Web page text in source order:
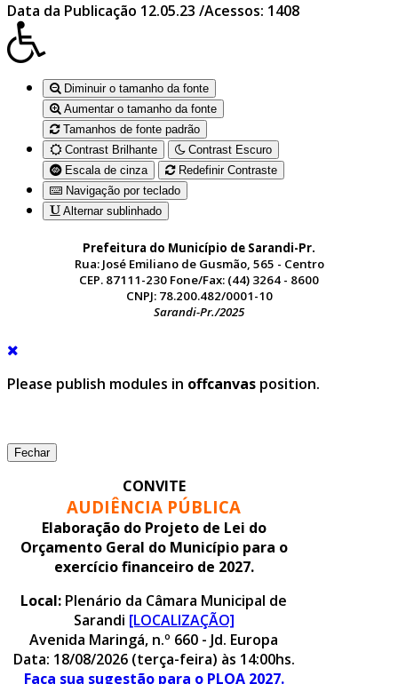
Data da Publicação 12.05.23 /Acessos: 1408
Diminuir o tamanho da fonte
Aumentar o tamanho da fonte
Tamanhos de fonte padrão
Contrast Brilhante
Contrast Escuro
Escala de cinza
Redefinir Contraste
Navigação por teclado
Alternar sublinhado
Prefeitura do Município de Sarandi-Pr.
Rua: José Emiliano de Gusmão, 565 - Centro
CEP. 87111-230 Fone/Fax: (44) 3264 - 8600
CNPJ: 78.200.482/0001-10
Sarandi-Pr./2025
Please publish modules in offcanvas position.
Fechar
CONVITE
AUDIÊNCIA PÚBLICA
Elaboração do Projeto de Lei do
Orçamento Geral do Município para o
exercício financeiro de 2027.
Local: Plenário da Câmara Municipal de
Sarandi [LOCALIZAÇÃO]
Avenida Maringá, n.º 660 - Jd. Europa
Data: 18/08/2026 (terça-feira) às 14:00hs.
Faça sua sugestão para o PLOA 2027.